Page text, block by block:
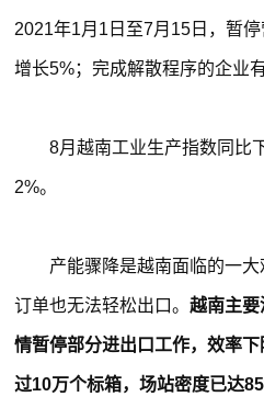
2021年1月1日至7月15日，暂
增长5%；完成解散程序的企业
8月越南工业生产指数同比
2%。
产能骤降是越南面临的一
订单也无法轻松出口。越南主
情暂停部分进出口工作，效率
过10万个标箱，场站密度已达